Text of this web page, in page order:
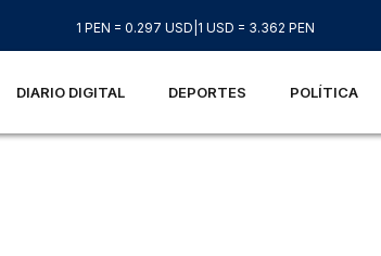
1 PEN = 0.297 USD 1 USD = 3.362 PEN
DIARIO DIGITAL DEPORTES POLÍTICA